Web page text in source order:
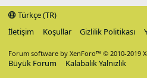
Türkçe (TR)
İletişim
Koşullar Gizlilik Politikası
Forum software by XenForo™ © 2010-2019
Büyük Forum Kalabalık Yalnızlık